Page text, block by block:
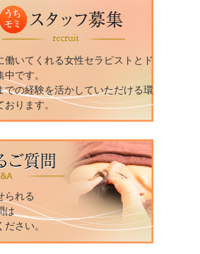
働いてくれる女性セラピストとド
です。
での経験を活かしていただける環
ります。
られる
は
さい。